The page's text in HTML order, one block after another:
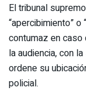
El tribunal
“apercibimiento”
contumaz en caso
la audiencia, con
ordene su
policial.